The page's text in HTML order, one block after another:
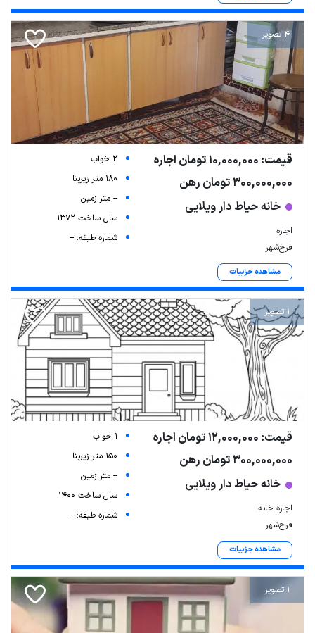
4 تصویر
قیمت: 10,000,000 تومان اجاره
300,000,000 تومان رهن
خانه حیاط دار ویلایی
اجاره
فرخ‌شهر
مشاهده جزییات
2 خواب
180 متر زیربنا
-- متر زمین
سال ساخت 1372
شماره طبقه: --
1 تصویر
قیمت: 12,000,000 تومان اجاره
300,000,000 تومان رهن
خانه حیاط دار ویلایی
اجاره خانه
فرخ‌شهر
مشاهده جزییات
1 خواب
150 متر زیربنا
-- متر زمین
سال ساخت 1400
شماره طبقه: --
1 تصویر